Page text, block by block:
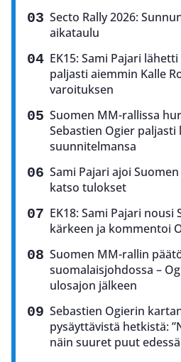
Secto Rally 2026:
aikataulu
EK15: Sami Pajari
paljasti aiemmin Kalle
varoituksen
Suomen MM-rallissa
Sebastien Ogier
suunnitelmansa
Sami Pajari ajoi
katso tulokset
EK18: Sami Pajari
kärkeen ja kommentoi
Suomen MM-rallin
suomalaisjohdossa –
ulosajon jälkeen
Sebastien Ogierin
pysäyttävistä hetkistä:
näin suuret puut